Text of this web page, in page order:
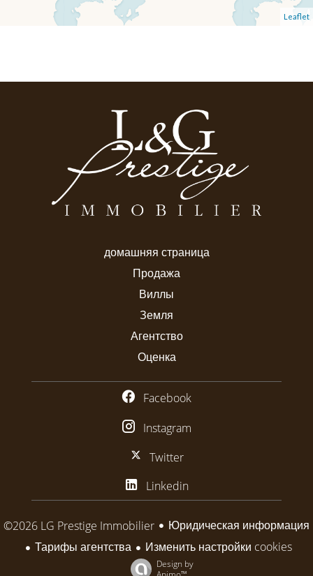
Leaflet
домашняя страница
Продажа
Виллы
Земля
Агентство
Оценка
Facebook
Instagram
Twitter
Linkedin
©2026 LG Prestige Immobilier
Юридическая информация
Тарифы агентства
Изменить настройки cookies
Design by